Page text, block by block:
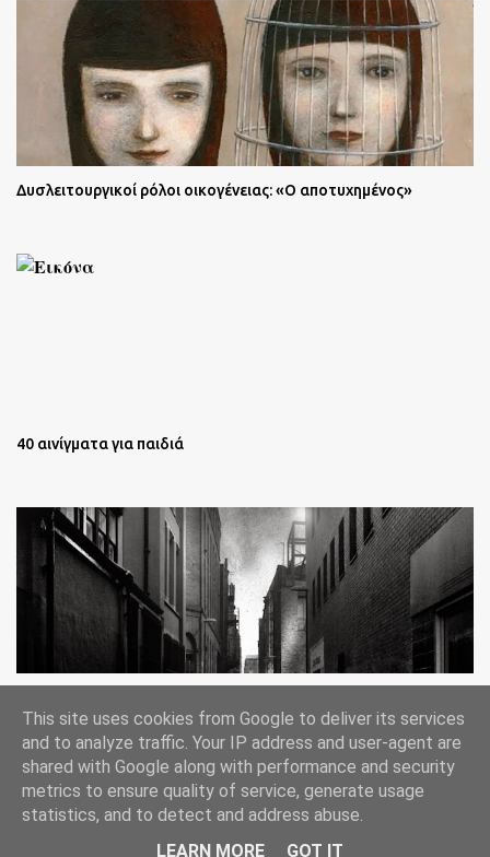
Δυσλειτουργικοί ρόλοι οικογένειας: «Ο αποτυχημένος»
40 αινίγματα για παιδιά
Lee Jeffries
Από το Blogger
This site uses cookies from Google to deliver its services
and to analyze traffic. Your IP address and user-agent are
shared with Google along with performance and security
metrics to ensure quality of service, generate usage
statistics, and to detect and address abuse.
LEARN MORE
GOT IT